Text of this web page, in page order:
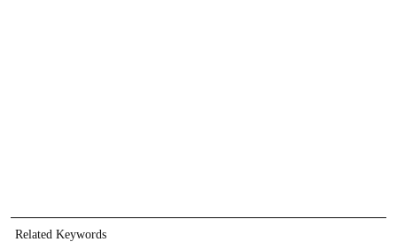
Related Keywords